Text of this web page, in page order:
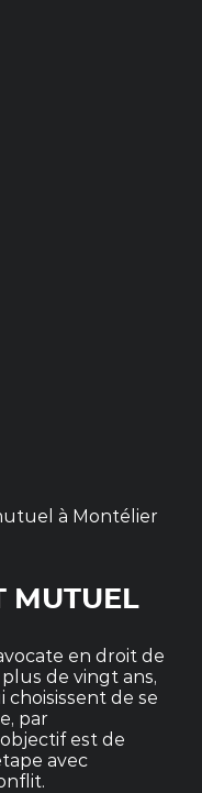
à Montélier
MUTUEL
en droit de
de vingt ans,
choisissent de se
par
est de
avec